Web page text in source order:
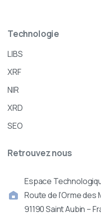
Technologie
LIBS
XRF
NIR
XRD
SEO
Retrouveznous
Espace
Route de l’Orme des
91190 Saint Aubin –